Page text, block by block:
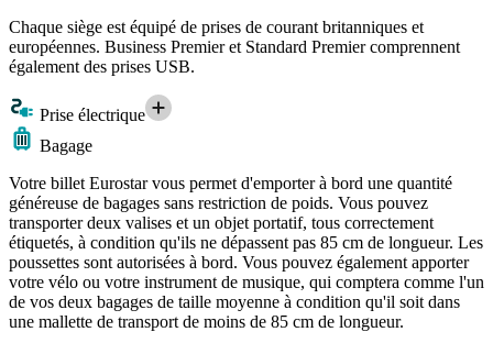
Chaque siège est équipé de prises de courant britanniques et
européennes. Business Premier et Standard Premier comprennent
également des prises USB.
Prise électrique
Bagage
Votre billet Eurostar vous permet d'emporter à bord une quantité
généreuse de bagages sans restriction de poids. Vous pouvez
transporter deux valises et un objet portatif, tous correctement
étiquetés, à condition qu'ils ne dépassent pas 85 cm de longueur. Les
poussettes sont autorisées à bord. Vous pouvez également apporter
votre vélo ou votre instrument de musique, qui comptera comme l'un
de vos deux bagages de taille moyenne à condition qu'il soit dans
une mallette de transport de moins de 85 cm de longueur.